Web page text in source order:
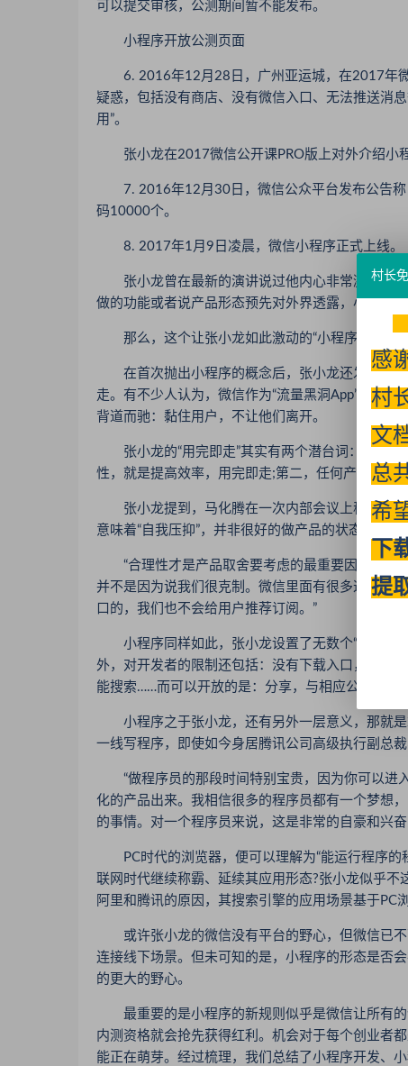
可以提交审核，公测期间暂不能发布。
小程序开放公测页面
6. 2016年12月28日，广州亚运城，在2017年微
疑惑，包括没有商店、没有微信入口、无法推送消
用”。
张小龙在2017微信公开课PRO版上对外介绍小
7. 2016年12月30日，微信公众平台发布公告称
码10000个。
8. 2017年1月9日凌晨，微信小程序正式上线。
张小龙曾在最新的演讲说过他内心非常激动。可
做的功能或者说产品形态预先对外界透露，小程序是
那么，这个让张小龙如此激动的“小程序”到底有
在首次抛出小程序的概念后，张小龙还发表了一
走。有不少人认为，微信作为“流量黑洞App”，这
背道而驰：黏住用户，不让他们离开。
张小龙的“用完即走”其实有两个潜台词：第一，
性，就是提高效率，用完即走;第二，任何产品都不
张小龙提到，马化腾在一次内部会议上称赞“微信
意味着“自我压抑”，并非很好的做产品的状态。
“合理性才是产品取舍要考虑的最重要因素，我
并不是因为说我们很克制。微信里面有很多这样类
口的，我们也不会给用户推荐订阅。”
小程序同样如此，张小龙设置了无数个“不能”，
外，对开发者的限制还包括：没有下载入口，没有
能搜索……而可以开放的是：分享，与相应公众号的
小程序之于张小龙，还有另外一层意义，那就是
一线写程序，即使如今身居腾讯公司高级执行副总
“做程序员的那段时间特别宝贵，因为你可以进
化的产品出来。我相信很多的程序员都有一个梦想
的事情。对一个程序员来说，这是非常的自豪和兴
PC时代的浏览器，便可以理解为“能运行程序的
联网时代继续称霸、延续其应用形态?张小龙似乎不
阿里和腾讯的原因，其搜索引擎的应用场景基于PC
或许张小龙的微信没有平台的野心，但微信已不
连接线下场景。但未可知的是，小程序的形态是否
的更大的野心。
最重要的是小程序的新规则似乎是微信让所有的
内测资格就会抢先获得红利。机会对于每个创业者
能正在萌芽。经过梳理，我们总结了小程序开发、
村长
感
村
文
总
希
下
提